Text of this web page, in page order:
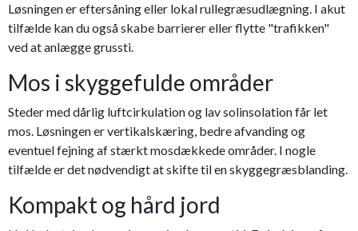
Løsningen er eftersåning eller lokal rullegræsudlægning. I akut
tilfælde kan du også skabe barrierer eller flytte "trafikken"
ved at anlægge grussti.
Mos i skyggefulde områder
Steder med dårlig luftcirkulation og lav solinsolation får let
mos. Løsningen er vertikalskæring, bedre afvanding og
eventuel fejning af stærkt mosdækkede områder. I nogle
tilfælde er det nødvendigt at skifte til en skyggegræsblanding.
Kompakt og hård jord